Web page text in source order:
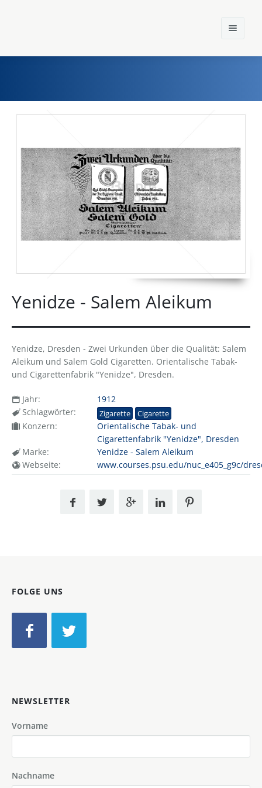
Home
Marken
Konzerne
Epoche
Yenidze - Salem Aleikum
Yenidze, Dresden - Zwei Urkunden über die Qualität: Salem
Aleikum und Salem Gold Cigaretten. Orientalische Tabak-
und Cigarettenfabrik "Yenidze", Dresden.
Jahr:
1912
Schlagwörter:
Zigarette Cigarette
Konzern:
Orientalische Tabak- und
Cigarettenfabrik "Yenidze", Dresden
Marke:
Yenidze - Salem Aleikum
Webseite:
www.courses.psu.edu/nuc_e405_g9c/
FOLGE UNS
NEWSLETTER
Vorname
Nachname